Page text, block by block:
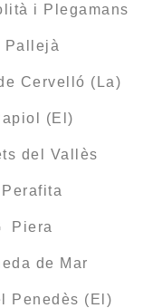
i Plegamans
Cervelló (La)
(El)
del Vallès
Piera
de Mar
Penedès (El)